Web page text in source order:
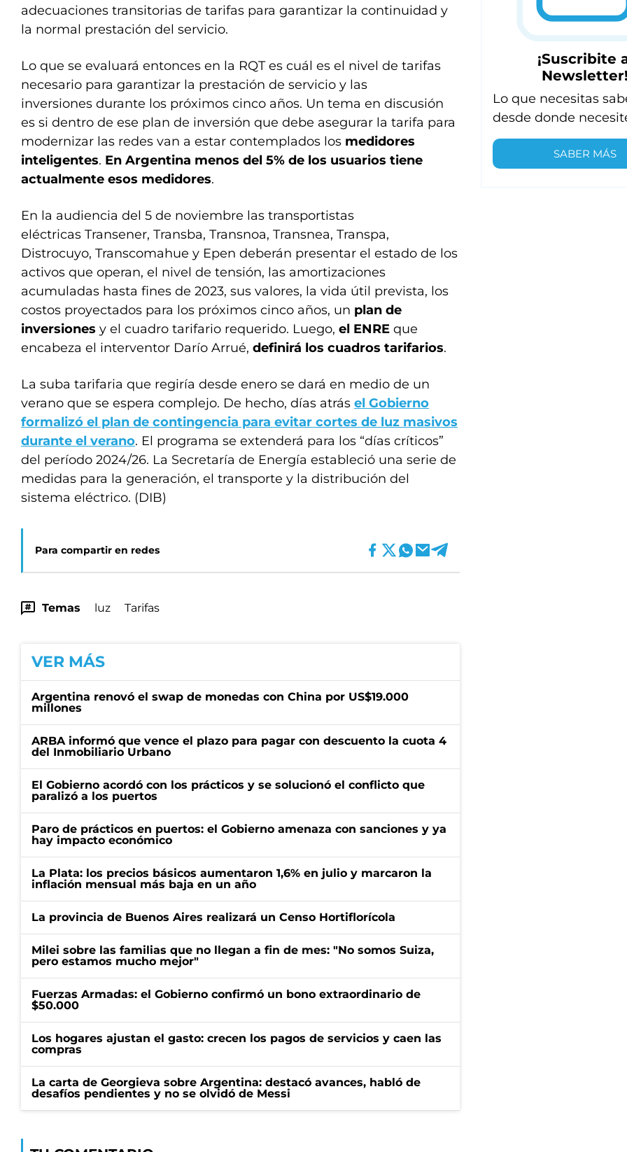
adecuaciones transitorias de tarifas para garantizar la continuidad y
la normal prestación del servicio.
Lo que se evaluará entonces en la RQT es cuál es el nivel de tarifas
necesario para garantizar la prestación de servicio y las
inversiones durante los próximos cinco años. Un tema en discusión
es si dentro de ese plan de inversión que debe asegurar la tarifa para
modernizar las redes van a estar contemplados los medidores
inteligentes. En Argentina menos del 5% de los usuarios tiene
actualmente esos medidores.
En la audiencia del 5 de noviembre las transportistas
eléctricas Transener, Transba, Transnoa, Transnea, Transpa,
Distrocuyo, Transcomahue y Epen deberán presentar el estado de los
activos que operan, el nivel de tensión, las amortizaciones
acumuladas hasta fines de 2023, sus valores, la vida útil prevista, los
costos proyectados para los próximos cinco años, un plan de
inversiones y el cuadro tarifario requerido. Luego, el ENRE que
encabeza el interventor Darío Arrué, definirá los cuadros tarifarios.
La suba tarifaria que regiría desde enero se dará en medio de un
verano que se espera complejo. De hecho, días atrás el Gobierno
formalizó el plan de contingencia para evitar cortes de luz masivos
durante el verano. El programa se extenderá para los “días críticos”
del período 2024/26. La Secretaría de Energía estableció una serie de
medidas para la generación, el transporte y la distribución del
sistema eléctrico. (DIB)
Para compartir en redes
Temas luz Tarifas
VER MÁS
Argentina renovó el swap de monedas con China por US$19.000
millones
ARBA informó que vence el plazo para pagar con descuento la cuota 4
del Inmobiliario Urbano
El Gobierno acordó con los prácticos y se solucionó el conflicto que
paralizó a los puertos
Paro de prácticos en puertos: el Gobierno amenaza con sanciones y ya
hay impacto económico
La Plata: los precios básicos aumentaron 1,6% en julio y marcaron la
inflación mensual más baja en un año
La provincia de Buenos Aires realizará un Censo Hortiflorícola
Milei sobre las familias que no llegan a fin de mes: "No somos Suiza,
pero estamos mucho mejor"
Fuerzas Armadas: el Gobierno confirmó un bono extraordinario de
$50.000
Los hogares ajustan el gasto: crecen los pagos de servicios y caen las
compras
La carta de Georgieva sobre Argentina: destacó avances, habló de
desafíos pendientes y no se olvidó de Messi
¡Suscribite
Newsletter!
Lo que necesitas
desde donde
SABER MÁS